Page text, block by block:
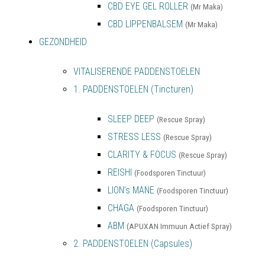
CBD EYE GEL ROLLER (Mr Maka)
CBD LIPPENBALSEM (Mr Maka)
GEZONDHEID
VITALISERENDE PADDENSTOELEN
1. PADDENSTOELEN (Tincturen)
SLEEP DEEP (Rescue Spray)
STRESS LESS (Rescue Spray)
CLARITY & FOCUS (Rescue Spray)
REISHI (Foodsporen Tinctuur)
LION’s MANE (Foodsporen Tinctuur)
CHAGA (Foodsporen Tinctuur)
ABM (APUXAN Immuun Actief Spray)
2. PADDENSTOELEN (Capsules)